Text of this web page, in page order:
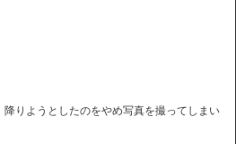
りようとしたのをやめ写真を撮ってしまい